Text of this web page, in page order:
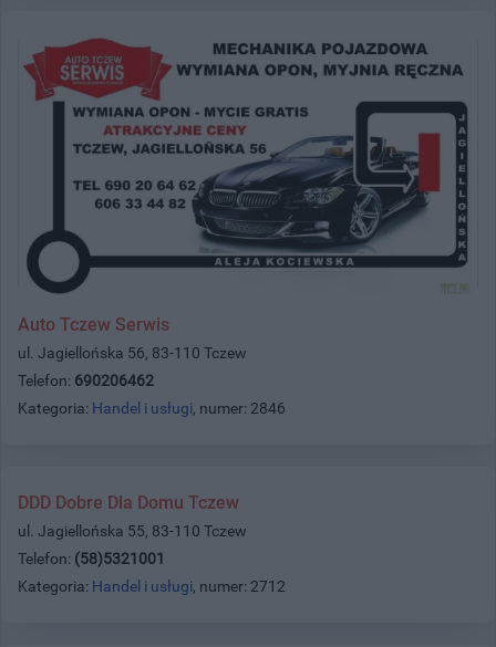
Auto Tczew Serwis
ul. Jagiellońska 56, 83-110 Tczew
Telefon: 690206462
Kategoria: Handel i usługi, numer: 2846
DDD Dobre Dla Domu Tczew
ul. Jagiellońska 55, 83-110 Tczew
Telefon: (58)5321001
Kategoria: Handel i usługi, numer: 2712